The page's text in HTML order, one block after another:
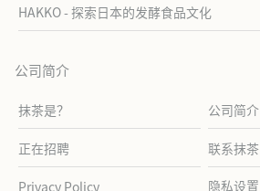
HAKKO - 探索日本的发酵食品文化
公司简介
抹茶是？ 公司简介
正在招聘 联系抹茶
Privacy Policy 隐私设置